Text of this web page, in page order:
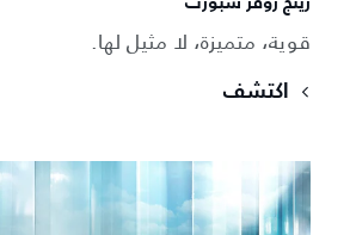
قوية، متميزة، لا مثيل لها.
اكتشف